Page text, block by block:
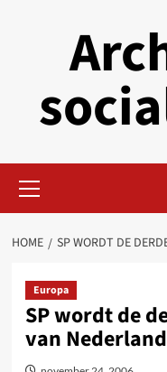
Menu
HOME SP WORDT DE
Europa
SP wordt de
van Nederland